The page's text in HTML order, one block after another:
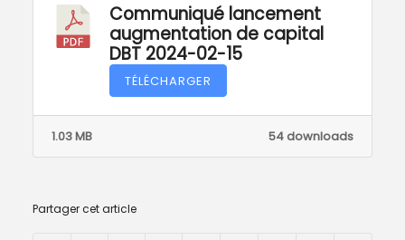
Communiqué lancement
augmentation de capital
DBT 2024-02-15
TÉLÉCHARGER
54 downloads
1.03 MB
Partager cet article